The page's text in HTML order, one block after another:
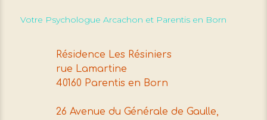
Votre Psychologue Arcachon et Parentis en Born
Résidence Les Résiniers
rue Lamartine
40160 Parentis en Born
26 Avenue du Générale de Gaulle,